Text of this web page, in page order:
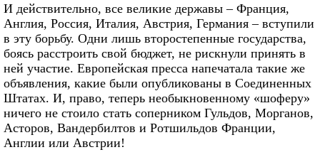
И действительно, все великие державы – Франция,
Англия, Россия, Италия, Австрия, Германия – вступили
в эту борьбу. Одни лишь второстепенные государства,
боясь расстроить свой бюджет, не рискнули принять в
ней участие. Европейская пресса напечатала такие же
объявления, какие были опубликованы в Соединенных
Штатах. И, право, теперь необыкновенному «шоферу»
ничего не стоило стать соперником Гульдов, Морганов,
Асторов, Вандербилтов и Ротшильдов Франции,
Англии или Австрии!